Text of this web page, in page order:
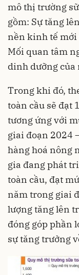
mô thị trường
gồm: Sự tăng
nền kinh tế mới
Mối quan tâm
dinh dưỡng
Trong khi đó,
toàn cầu sẽ đạt
tương ứng với
giai đoạn 2024
hàng hoá nông
gia đang phát
toàn cầu, đạt
năm trong giai
lượng tăng lên
đóng góp phần
sự tăng trưởng